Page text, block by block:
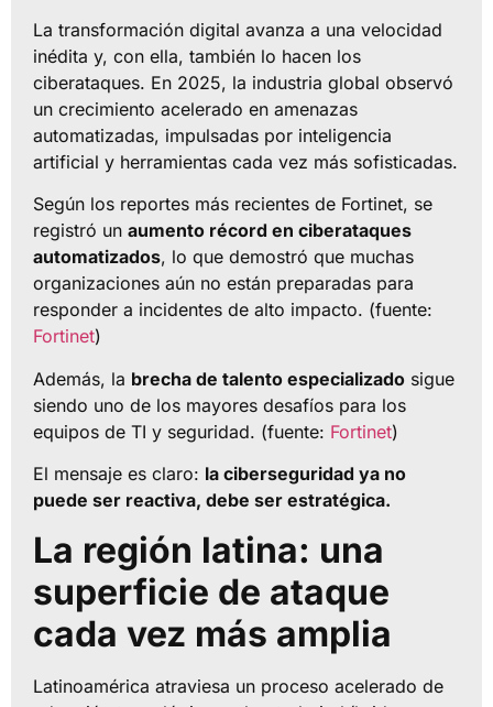
La transformación digital avanza a una velocidad
inédita y, con ella, también lo hacen los
ciberataques. En 2025, la industria global observó
un crecimiento acelerado en amenazas
automatizadas, impulsadas por inteligencia
artificial y herramientas cada vez más sofisticadas.
Según los reportes más recientes de Fortinet, se
registró un aumento récord en ciberataques
automatizados, lo que demostró que muchas
organizaciones aún no están preparadas para
responder a incidentes de alto impacto. (fuente:
Fortinet)
Además, la brecha de talento especializado sigue
siendo uno de los mayores desafíos para los
equipos de TI y seguridad. (fuente: Fortinet)
El mensaje es claro: la ciberseguridad ya no
puede ser reactiva, debe ser estratégica.
La región latina: una
superficie de ataque
cada vez más amplia
Latinoamérica atraviesa un proceso acelerado de